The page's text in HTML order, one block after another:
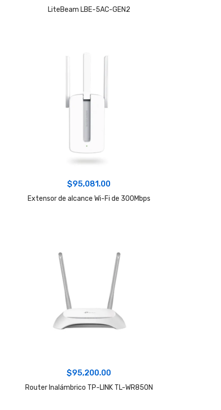
LiteBeam LBE-5AC-GEN2
$95,081.00
Extensor de alcance Wi-Fi de 300Mbps
$95,200.00
Router Inalámbrico TP-LINK TL-WR850N